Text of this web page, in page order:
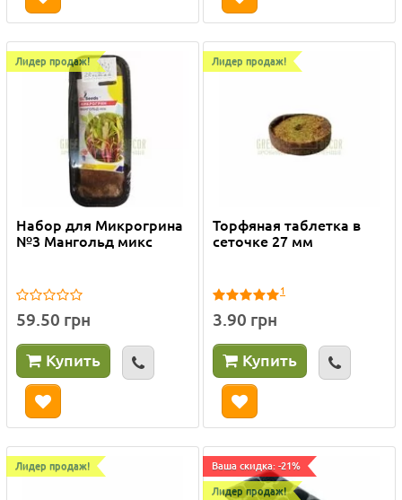
Лидер продаж!
Набор для Микрогрина
№3 Мангольд микс
59.50 грн
Купить
Лидер продаж!
Торфяная таблетка в
сеточке 27 мм
1
3.90 грн
Купить
Лидер продаж!
Ваша скидка: -21%
Лидер продаж!